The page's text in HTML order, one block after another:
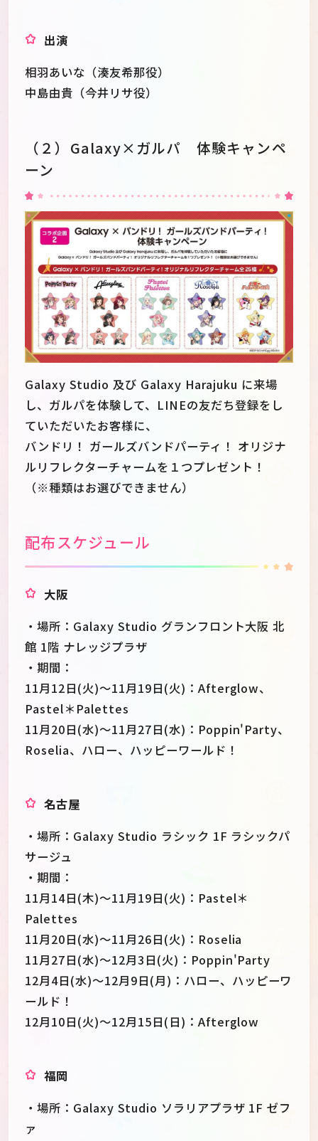
出演
相羽あいな（湊友希那役）
中島由貴（今井リサ役）
（２）Galaxy×ガルパ 体験キャンペ
ーン
Galaxy Studio 及び Galaxy Harajuku に来場
し、ガルパを体験して、LINEの友だち登録をし
ていただいたお客様に、
バンドリ！ ガールズバンドパーティ！ オリジナ
ルリフレクターチャームを１つプレゼント！
（※種類はお選びできません）
配布スケジュール
大阪
・場所：Galaxy Studio グランフロント大阪 北
館 1階 ナレッジプラザ
・期間：
11月12日(火)～11月19日(火)：Afterglow、
Pastel＊Palettes
11月20日(水)～11月27日(水)：Poppin'Party、
Roselia、ハロー、ハッピーワールド！
名古屋
・場所：Galaxy Studio ラシック 1F ラシックパ
サージュ
・期間：
11月14日(木)～11月19日(火)：Pastel＊
Palettes
11月20日(水)～11月26日(火)：Roselia
11月27日(水)～12月3日(火)：Poppin'Party
12月4日(水)～12月9日(月)：ハロー、ハッピーワ
ールド！
12月10日(火)～12月15日(日)：Afterglow
福岡
・場所：Galaxy Studio ソラリアプラザ 1F ゼフ
ァ